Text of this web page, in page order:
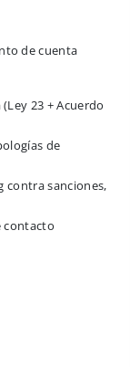
de cuenta
23 + Acuerdo
de
contra sanciones,
contacto